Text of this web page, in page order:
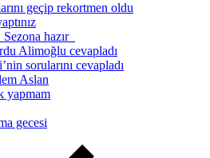
geçip rekortmen oldu
hazır
Alimoğlu cevapladı
sorularını cevapladı
Aslan
yapmam
gecesi